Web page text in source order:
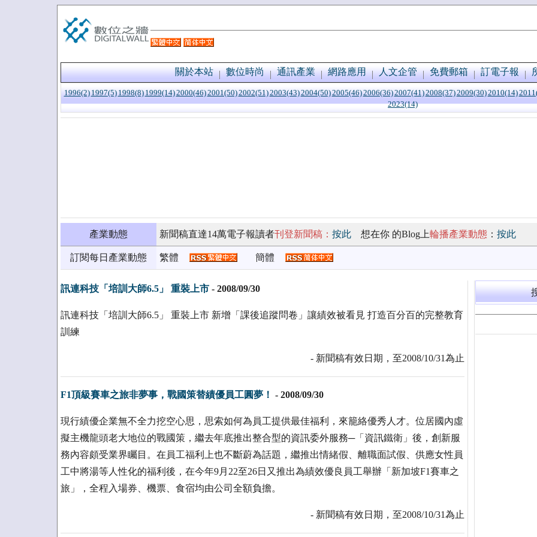
關於本站 數位時尚 通訊產業 網路應用 人文企管 免費郵箱 訂電子報
1996(2) 1997(5) 1998(8) 1999(14)2000(46)2001(50)2002(51)2003(43)2004(50)2005(46)2006(36)2007(41)2008(37)2009(30)2010(14)
2023(14)
產業動態 新聞稿直達14萬電子報讀者刊登新聞稿： 按此想在你 的Blog上輪播產業動態： 按此
訂閱每日產業動態 繁體 簡體
訊連科技「培訓大師6.5」 重裝上市- 2008/09/30
訊連科技「培訓大師6.5」 重裝上市 新增「課後追蹤問卷」讓績效被看見 打造百分百的完整教育
訓練
- 新聞稿有效日期，至2008/10/31為止
F1頂級賽車之旅非夢事，戰國策替績優員工圓夢！ - 2008/09/30
現行績優企業無不全力挖空心思，思索如何為員工提供最佳福利，來籠絡優秀人才。位居國內虛
擬主機龍頭老大地位的戰國策，繼去年底推出整合型的資訊委外服務─「資訊鐵衛」後，創新服
務內容頗受業界矚目。在員工福利上也不斷蔚為話題，繼推出情緒假、離職面試假、供應女性員
工中將湯等人性化的福利後，在今年9月22至26日又推出為績效優良員工舉辦「新加坡F1賽車之
旅」，全程入場券、機票、食宿均由公司全額負擔。
- 新聞稿有效日期，至2008/10/31為止